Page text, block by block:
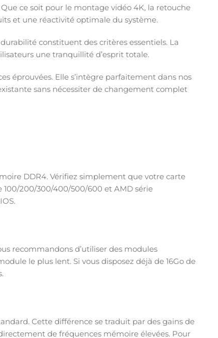
ce soit pour le montage vidéo 4K, la retouche
et une réactivité optimale du système.
constituent des critères essentiels. La
une tranquillité d’esprit totale.
éprouvées. Elle s’intègre parfaitement dans nos
sans nécessiter de changement complet
DDR4. Vérifiez simplement que votre carte
100/200/300/400/500/600 et AMD série
recommandons d’utiliser des modules
le plus lent. Si vous disposez déjà de 16Go de
Cette différence se traduit par des gains de
de fréquences mémoire élevées. Pour